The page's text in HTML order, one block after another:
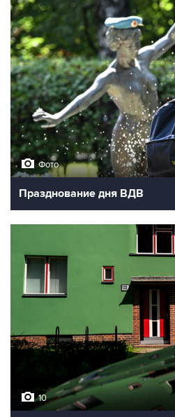
Фото
Празднование дня ВДВ
10